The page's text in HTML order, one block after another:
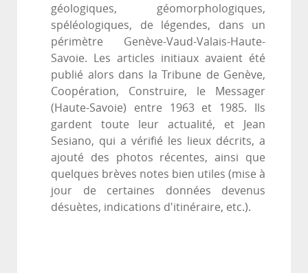
géologiques, géomorphologiques,
spéléologiques, de légendes, dans un
périmètre Genève-Vaud-Valais-Haute-
Savoie. Les articles initiaux avaient été
publié alors dans la Tribune de Genève,
Coopération, Construire, le Messager
(Haute-Savoie) entre 1963 et 1985. Ils
gardent toute leur actualité, et Jean
Sesiano, qui a vérifié les lieux décrits, a
ajouté des photos récentes, ainsi que
quelques brèves notes bien utiles (mise à
jour de certaines données devenus
désuètes, indications d'itinéraire, etc.).